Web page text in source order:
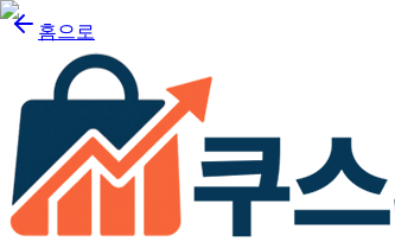
홈으로